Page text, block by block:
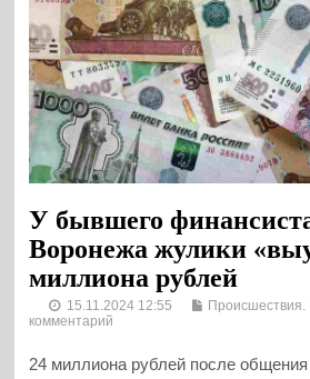
У бывшего
Воронежа жулики
миллиона рублей
15.11.2024 12:55 Происшествия.
комментарий
24 миллиона рублей после